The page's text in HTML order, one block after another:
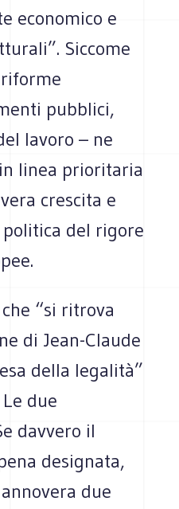
economico e
Siccome
pubblici,
lavoro – ne
linea prioritaria
crescita e
del rigore
“si ritrova
di Jean-Claude
della legalità”
due
davvero il
designata,
due